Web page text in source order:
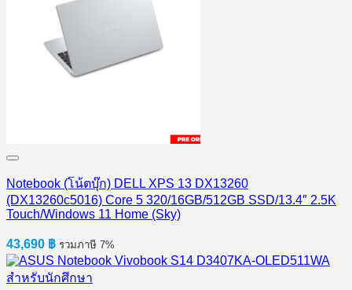
Notebook (โน้ตบุ๊ก) DELL XPS 13 DX13260
(DX13260c5016) Core 5 320/16GB/512GB SSD/13.4″ 2.5K
Touch/Windows 11 Home (Sky)
43,690 ฿ รวมภาษี 7%